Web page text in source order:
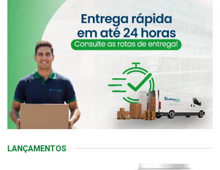
LANÇAMENTOS